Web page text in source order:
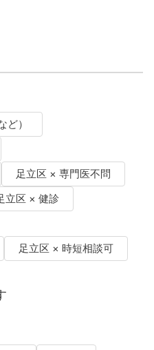
）
足立区 × 専門医不問
立区 × 健診
足立区 × 時短相談可